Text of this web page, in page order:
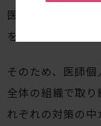
医療機関におけ
を考えると、セキ
そのため、医師
全体の組織で取
れぞれの対策の